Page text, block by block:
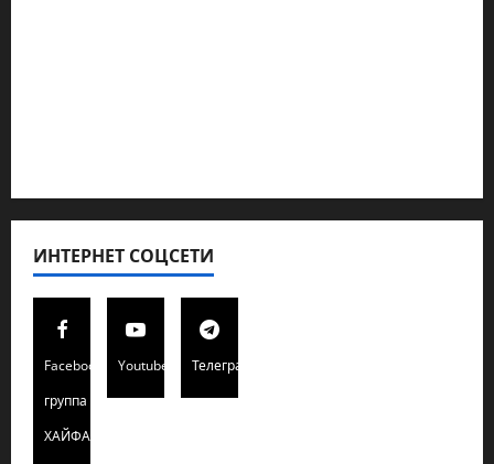
ИНТЕРНЕТ СОЦСЕТИ
Facebook
группа
ХАЙФАИНФО
Youtube Телеграмм